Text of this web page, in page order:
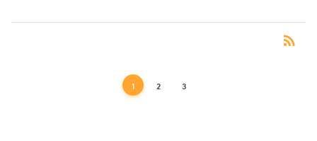
rss_feed
1 2 3